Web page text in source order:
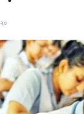
৪২ মিলিয়ন ডলার
নতুন প্রজ্ঞাপন জারি
টিকেট পেল বাংলাদেশ
মধ্যে উত্তেজনা!
ও অপারেটর নামে দুটি সংস্থা